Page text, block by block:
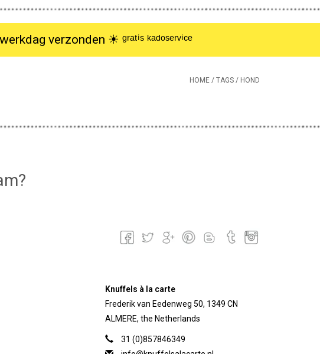
verzonden ☀︎ ᵍʳᵃᵗⁱˢ ᵏᵃᵈᵒˢᵉʳᵛⁱᶜᵉ
HOME / TAGS / HOND
Knuffels à la carte
Frederik van Eedenweg 50, 1349 CN
ALMERE, the Netherlands
31 (0)857846349